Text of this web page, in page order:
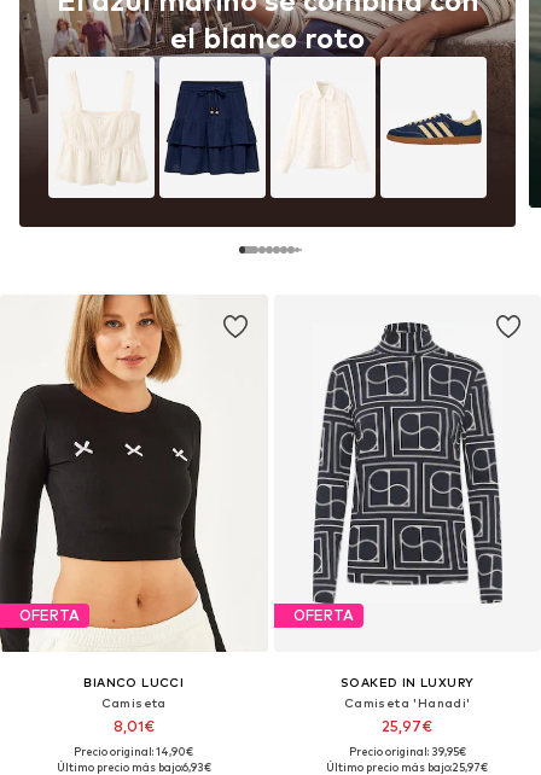
el blanco roto
OFERTA
BIANCO LUCCI
Camiseta
8,01€
Precio original: 14,90€
Último precio más bajo:6,93€
OFERTA
SOAKED IN LUXURY
Camiseta 'Hanadi'
25,97€
Precio original: 39,95€
Último precio más bajo:25,97€